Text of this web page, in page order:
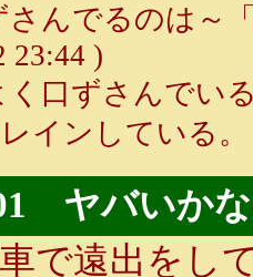
さんでるのは～
23:44 )
く口ずさんでい
インしている
ヤバいか
で遠出をし